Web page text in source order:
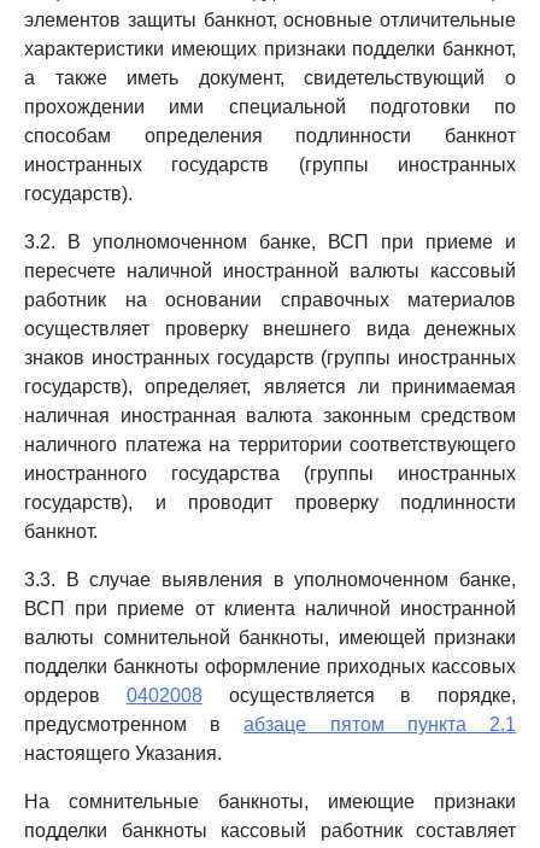
элементов защиты банкнот, основные отличительные
характеристики имеющих признаки подделки банкнот,
а также иметь документ, свидетельствующий о
прохождении ими специальной подготовки по
способам определения подлинности банкнот
иностранных государств (группы иностранных
государств).
3.2. В уполномоченном банке, ВСП при приеме и
пересчете наличной иностранной валюты кассовый
работник на основании справочных материалов
осуществляет проверку внешнего вида денежных
знаков иностранных государств (группы иностранных
государств), определяет, является ли принимаемая
наличная иностранная валюта законным средством
наличного платежа на территории соответствующего
иностранного государства (группы иностранных
государств), и проводит проверку подлинности
банкнот.
3.3. В случае выявления в уполномоченном банке,
ВСП при приеме от клиента наличной иностранной
валюты сомнительной банкноты, имеющей признаки
подделки банкноты оформление приходных кассовых
ордеров 0402008осуществляется в порядке,
предусмотренном вабзаце пятом пункта 2.1
настоящего Указания.
На сомнительные банкноты, имеющие признаки
подделки банкноты кассовый работник составляет